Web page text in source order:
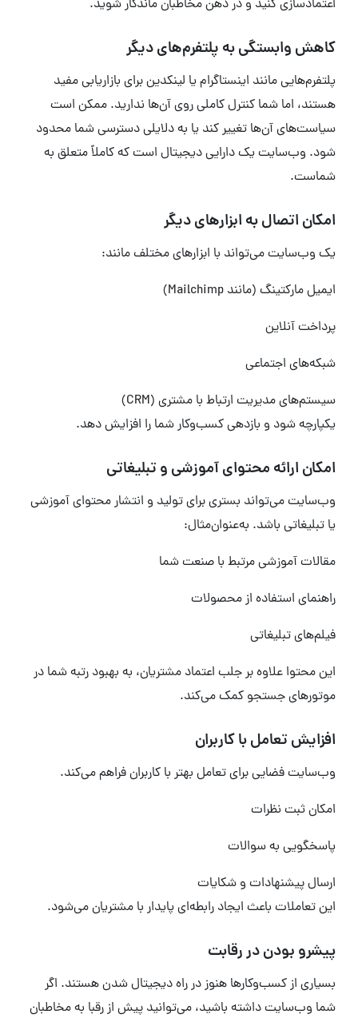
اعتمادسازی کنید و در ذهن مخاطبان ماندگار شوید.
کاهش وابستگی به پلتفرم‌های دیگر
پلتفرم‌هایی مانند اینستاگرام یا لینکدین برای بازاریابی مفید
هستند، اما شما کنترل کاملی روی آن‌ها ندارید. ممکن است
سیاست‌های آن‌ها تغییر کند یا به دلایلی دسترسی شما محدود
شود. وب‌سایت یک دارایی دیجیتال است که کاملاً متعلق به
شماست.
امکان اتصال به ابزارهای دیگر
یک وب‌سایت می‌تواند با ابزارهای مختلف مانند:
ایمیل مارکتینگ (مانند Mailchimp)
پرداخت آنلاین
شبکه‌های اجتماعی
سیستم‌های مدیریت ارتباط با مشتری (CRM)
یکپارچه شود و بازدهی کسب‌وکار شما را افزایش دهد.
امکان ارائه محتوای آموزشی و تبلیغاتی
وب‌سایت می‌تواند بستری برای تولید و انتشار محتوای آموزشی
یا تبلیغاتی باشد. به‌عنوان‌مثال:
مقالات آموزشی مرتبط با صنعت شما
راهنمای استفاده از محصولات
فیلم‌های تبلیغاتی
این محتوا علاوه بر جلب اعتماد مشتریان، به بهبود رتبه شما در
موتورهای جستجو کمک می‌کند.
افزایش تعامل با کاربران
وب‌سایت فضایی برای تعامل بهتر با کاربران فراهم می‌کند.
امکان ثبت نظرات
پاسخگویی به سوالات
ارسال پیشنهادات و شکایات
این تعاملات باعث ایجاد رابطه‌ای پایدار با مشتریان می‌شود.
پیشرو بودن در رقابت
بسیاری از کسب‌وکارها هنوز در راه دیجیتال شدن هستند. اگر
شما وب‌سایت داشته باشید، می‌توانید پیش از رقبا به مخاطبان